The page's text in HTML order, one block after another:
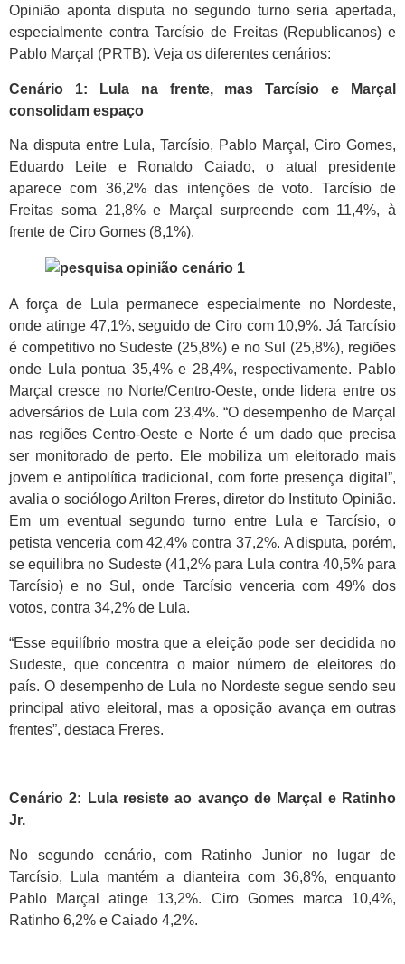
Opinião aponta disputa no segundo turno seria apertada,
especialmente contra Tarcísio de Freitas (Republicanos) e
Pablo Marçal (PRTB). Veja os diferentes cenários:
Cenário 1: Lula na frente, mas Tarcísio e Marçal
consolidam espaço
Na disputa entre Lula, Tarcísio, Pablo Marçal, Ciro Gomes,
Eduardo Leite e Ronaldo Caiado, o atual presidente
aparece com 36,2% das intenções de voto. Tarcísio de
Freitas soma 21,8% e Marçal surpreende com 11,4%, à
frente de Ciro Gomes (8,1%).
A força de Lula permanece especialmente no Nordeste,
onde atinge 47,1%, seguido de Ciro com 10,9%. Já Tarcísio
é competitivo no Sudeste (25,8%) e no Sul (25,8%), regiões
onde Lula pontua 35,4% e 28,4%, respectivamente. Pablo
Marçal cresce no Norte/Centro-Oeste, onde lidera entre os
adversários de Lula com 23,4%. “O desempenho de Marçal
nas regiões Centro-Oeste e Norte é um dado que precisa
ser monitorado de perto. Ele mobiliza um eleitorado mais
jovem e antipolítica tradicional, com forte presença digital”,
avalia o sociólogo Arilton Freres, diretor do Instituto Opinião.
Em um eventual segundo turno entre Lula e Tarcísio, o
petista venceria com 42,4% contra 37,2%. A disputa, porém,
se equilibra no Sudeste (41,2% para Lula contra 40,5% para
Tarcísio) e no Sul, onde Tarcísio venceria com 49% dos
votos, contra 34,2% de Lula.
“Esse equilíbrio mostra que a eleição pode ser decidida no
Sudeste, que concentra o maior número de eleitores do
país. O desempenho de Lula no Nordeste segue sendo seu
principal ativo eleitoral, mas a oposição avança em outras
frentes”, destaca Freres.
Cenário 2: Lula resiste ao avanço de Marçal e Ratinho
Jr.
No segundo cenário, com Ratinho Junior no lugar de
Tarcísio, Lula mantém a dianteira com 36,8%, enquanto
Pablo Marçal atinge 13,2%. Ciro Gomes marca 10,4%,
Ratinho 6,2% e Caiado 4,2%.